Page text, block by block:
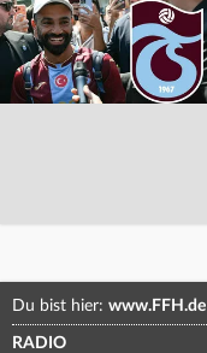
Du bist hier: www.FFH.de
RADIO